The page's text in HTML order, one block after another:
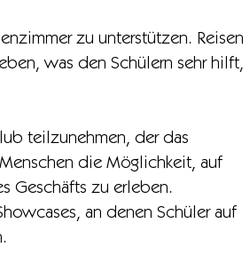
zu unterstützen. Reisen
was den Schülern sehr hilft,
teilzunehmen, der das
die Möglichkeit, auf
Geschäfts zu erleben.
an denen Schüler auf